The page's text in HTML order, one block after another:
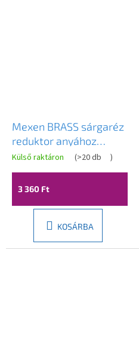
Mexen BRASS sárgaréz
reduktor anyához
csavarral 2 GW x 1 GZ -
W97419-2010
Külső raktáron (>20 db )
3 360 Ft
KOSÁRBA